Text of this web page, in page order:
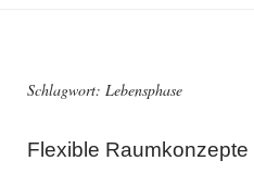
Schlagwort: Lebensphase
Flexible Raumkonzepte